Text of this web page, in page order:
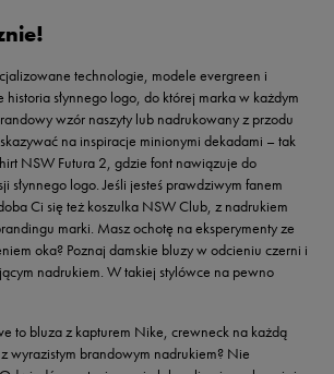
technologie, modele evergreen i
historia słynnego logo, do której marka w każdym
wzór naszyty lub nadrukowany z przodu
na inspiracje minionymi dekadami – tak
NSW Futura 2, gdzie font nawiązuje do
słynnego logo. Jeśli jesteś prawdziwym fanem
Ci się też koszulka NSW Club, z nadrukiem
marki. Masz ochotę na eksperymenty ze
oka? Poznaj damskie bluzy w odcieniu czerni i
nadrukiem. W takiej stylówce na pewno
to bluza z kapturem Nike, crewneck na każdą
wyrazistym brandowym nadrukiem? Nie